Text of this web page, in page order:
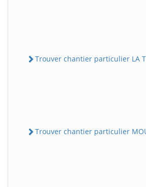
Trouver chantier particulier LA
Trouver chantier particulier